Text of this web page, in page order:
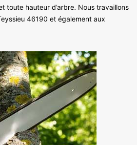
toute hauteur d’arbre. Nous travaillons
46190 et également aux